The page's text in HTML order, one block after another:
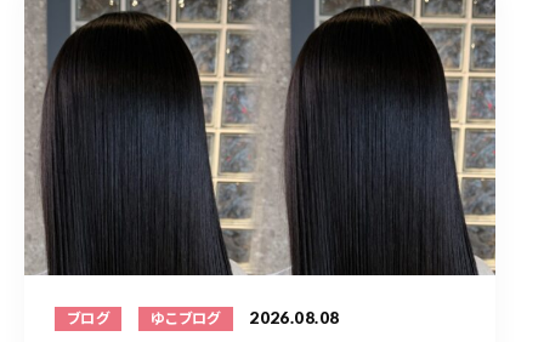
ブログ ゆこブログ 2026.08.08